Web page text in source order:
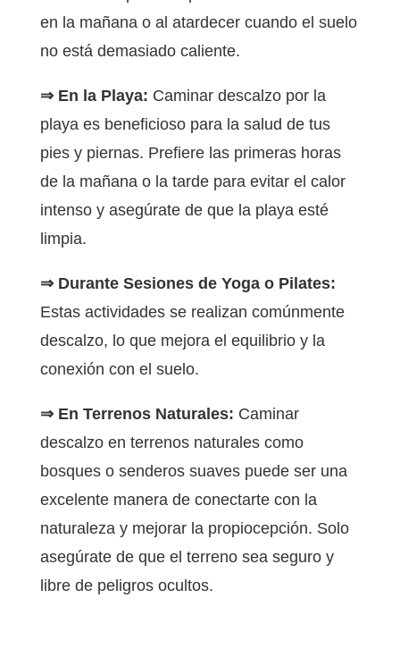
en la mañana o al atardecer cuando el suelo
no está demasiado caliente.
⇒ En la Playa: Caminar descalzo por la
playa es beneficioso para la salud de tus
pies y piernas. Prefiere las primeras horas
de la mañana o la tarde para evitar el calor
intenso y asegúrate de que la playa esté
limpia.
⇒ Durante Sesiones de Yoga o Pilates:
Estas actividades se realizan comúnmente
descalzo, lo que mejora el equilibrio y la
conexión con el suelo.
⇒ En Terrenos Naturales: Caminar
descalzo en terrenos naturales como
bosques o senderos suaves puede ser una
excelente manera de conectarte con la
naturaleza y mejorar la propiocepción. Solo
asegúrate de que el terreno sea seguro y
libre de peligros ocultos.